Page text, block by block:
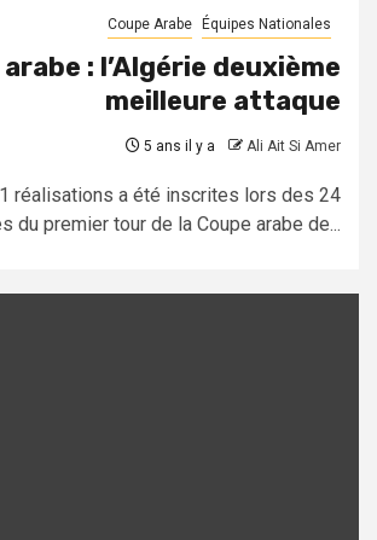
Coupe Arabe Équipes Nationales
: l’Algérie deuxième
meilleure attaque
5 ans il y a Ali Ait Si Amer
réalisations a été inscrites lors des 24
du premier tour de la Coupe arabe de...